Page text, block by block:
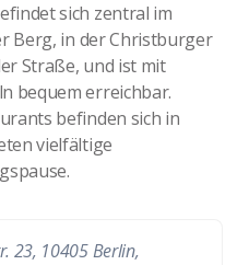
sich zentral im
Berg, in der Christburger
Straße, und ist mit
bequem erreichbar.
befinden sich in
vielfältige
23, 10405 Berlin,